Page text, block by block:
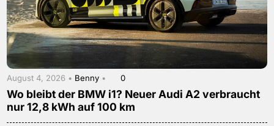
August 4, 2026 • Benny • 0
Wo bleibt der BMW i1? Neuer Audi A2 verbraucht
nur 12,8 kWh auf 100 km